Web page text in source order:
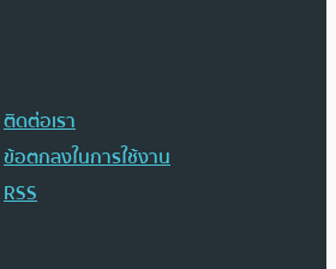
ติดต่อเรา
ข้อตกลงในการใช้งาน
RSS